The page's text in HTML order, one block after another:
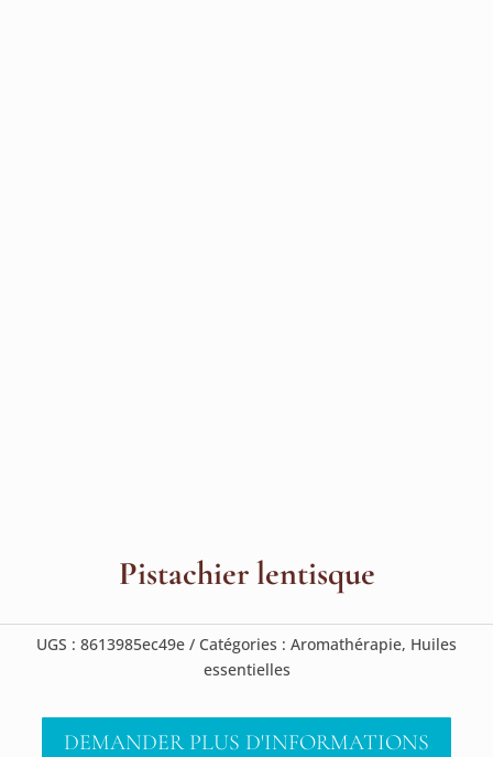
Pistachier lentisque
UGS : 8613985ec49e Catégories : Aromathérapie, Huiles
essentielles
DEMANDER PLUS D'INFORMATIONS